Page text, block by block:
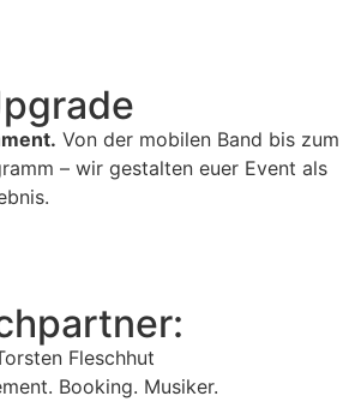
Von der mobilen Band bis zum
– wir gestalten euer Event als
Fleschhut
Booking. Musiker.